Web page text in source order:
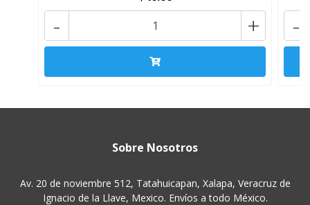
+
- -
Sobre Nosotros
Av. 20 de noviembre 512, Tatahuicapan, Xalapa, Veracruz de
Ignacio de la Llave, Mexico. Envíos a todo México.